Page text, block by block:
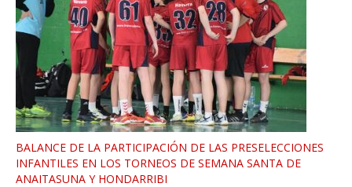
BALANCE DE LA PARTICIPACIÓN DE LAS PRESELECCIONES
INFANTILES EN LOS TORNEOS DE SEMANA SANTA DE
ANAITASUNA Y HONDARRIBI